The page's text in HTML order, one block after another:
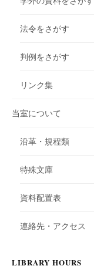
法令をさがす
判例をさがす
リンク集
当室について
沿革・規程類
特殊文庫
資料配置表
連絡先・アクセス
LIBRARY HOURS